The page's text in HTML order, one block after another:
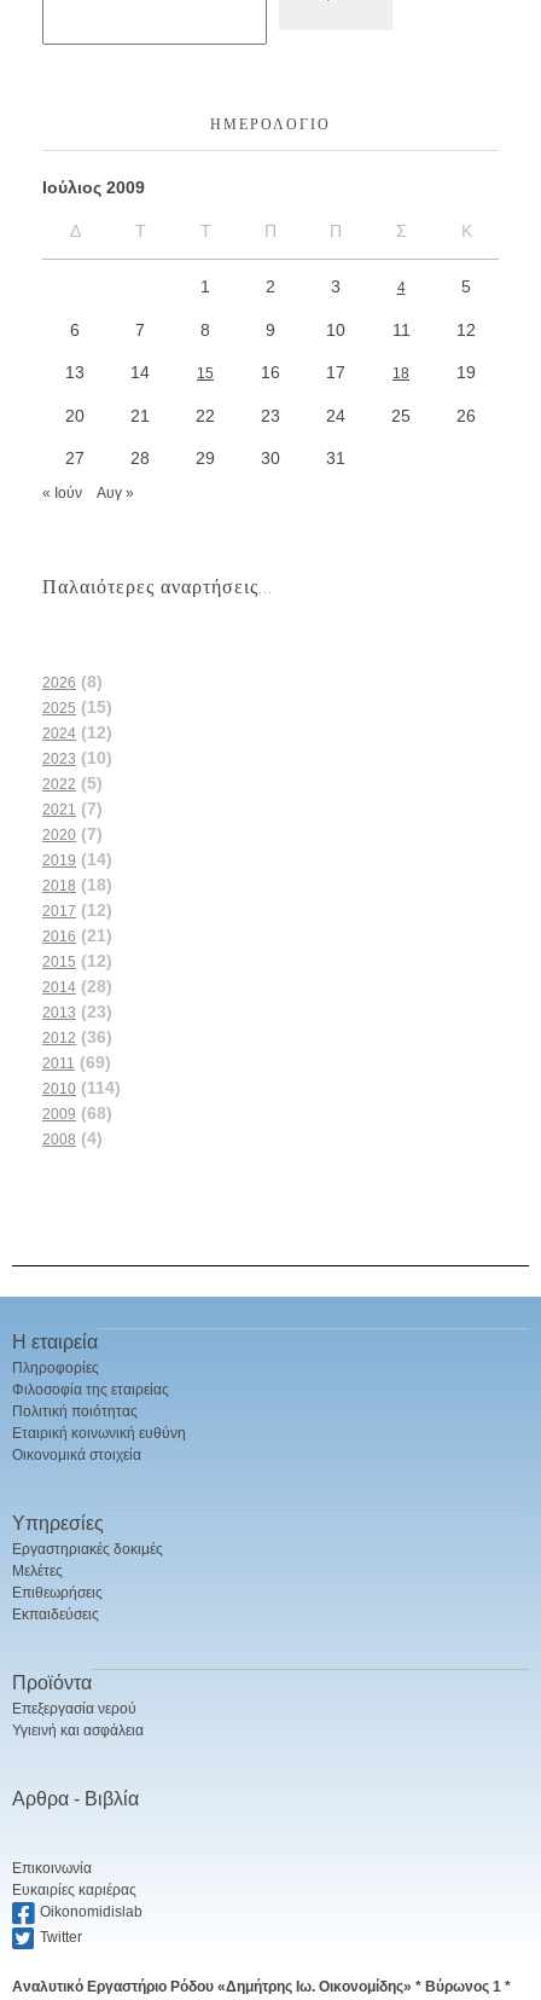
ΗΜΕΡΟΛΌΓΙΟ
Ιούλιος 2009
Δ Τ Τ Π Π Σ Κ
1 2 3 4 5
6 7 8 9 10 11 12
13 14 15 16 17 18 19
20 21 22 23 24 25 26
27 28 29 30 31
« Ιούν Αυγ »
Παλαιότερες αναρτήσεις...
2026 (8)
2025 (15)
2024 (12)
2023 (10)
2022 (5)
2021 (7)
2020 (7)
2019 (14)
2018 (18)
2017 (12)
2016 (21)
2015 (12)
2014 (28)
2013 (23)
2012 (36)
2011 (69)
2010 (114)
2009 (68)
2008 (4)
Η εταιρεία
Πληροφορίες
Φιλοσοφία της εταιρείας
Πολιτική ποιότητας
Εταιρική κοινωνική ευθύνη
Οικονομικά στοιχεία
Υπηρεσίες
Εργαστηριακές δοκιμές
Μελέτες
Επιθεωρήσεις
Εκπαιδεύσεις
Προϊόντα
Επεξεργασία νερού
Υγιεινή και ασφάλεια
Αρθρα - Βιβλία
Επικοινωνία
Ευκαιρίες καριέρας
Oikonomidislab
Twitter
Αναλυτικό Εργαστήριο Ρόδου «Δημήτρης Ιω. Οικονομίδης» * Βύρωνος 1 *